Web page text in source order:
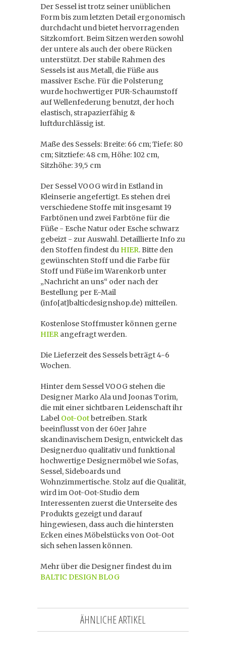
Der Sessel ist trotz seiner unüblichen
Form bis zum letzten Detail ergonomisch
durchdacht und bietet hervorragenden
Sitzkomfort. Beim Sitzen werden sowohl
der untere als auch der obere Rücken
unterstützt. Der stabile Rahmen des
Sessels ist aus Metall, die Füße aus
massiver Esche. Für die Polsterung
wurde hochwertiger PUR-Schaumstoff
auf Wellenfederung benutzt, der hoch
elastisch, strapazierfähig &
luftdurchlässig ist.
Maße des Sessels: Breite: 66 cm; Tiefe: 80
cm; Sitztiefe: 48 cm, Höhe: 102 cm,
Sitzhöhe: 39,5 cm
Der Sessel VOOG wird in Estland in
Kleinserie angefertigt. Es stehen drei
verschiedene Stoffe mit insgesamt 19
Farbtönen und zwei Farbtöne für die
Füße - Esche Natur oder Esche schwarz
gebeizt - zur Auswahl. Detaillierte Info zu
den Stoffen findest du HIER. Bitte den
gewünschten Stoff und die Farbe für
Stoff und Füße im Warenkorb unter
„Nachricht an uns“ oder nach der
Bestellung per E-Mail
(info[at]balticdesignshop.de) mitteilen.
Kostenlose Stoffmuster können gerne
HIER angefragt werden.
Die Lieferzeit des Sessels beträgt 4-6
Wochen.
Hinter dem Sessel VOOG stehen die
Designer Marko Ala und Joonas Torim,
die mit einer sichtbaren Leidenschaft ihr
Label Oot-Ootbetreiben. Stark
beeinflusst von der 60er Jahre
skandinavischem Design, entwickelt das
Designerduo qualitativ und funktional
hochwertige Designermöbel wie Sofas,
Sessel, Sideboards und
Wohnzimmertische. Stolz auf die Qualität,
wird im Oot-Oot-Studio dem
Interessenten zuerst die Unterseite des
Produkts gezeigt und darauf
hingewiesen, dass auch die hintersten
Ecken eines Möbelstücks von Oot-Oot
sich sehen lassen können.
Mehr über die Designer findest du im
BALTIC DESIGN BLOG
ÄHNLICHE ARTIKEL